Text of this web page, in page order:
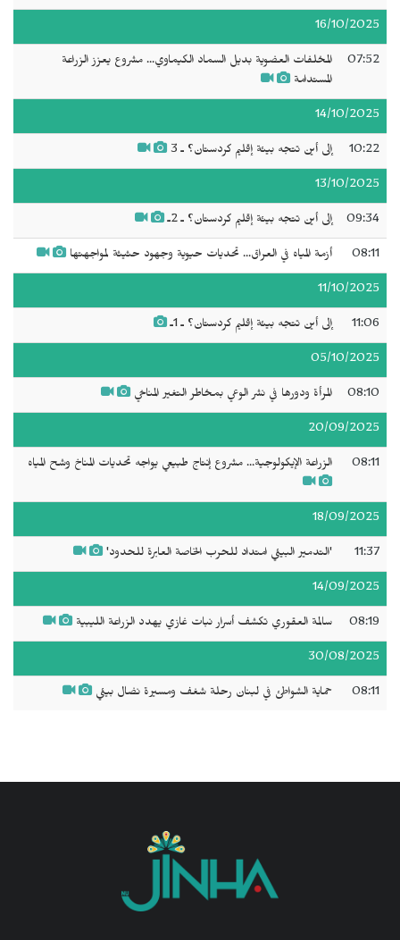
16/10/2025
07:52
المخلفات العضوية بديل السماد الكيماوي... مشروع يعزز الزراعة
المستدامة
14/10/2025
10:22 إلى أين تتجه بيئة إقليم كردستان؟ ـ 3
13/10/2025
09:34 إلى أين تتجه بيئة إقليم كردستان؟ ـ 2ـ
08:11 أزمة المياه في العراق... تحديات حيوية وجهود حثيثة لمواجهتها
11/10/2025
11:06 إلى أين تتجه بيئة إقليم كردستان؟ ـ 1ـ
05/10/2025
08:10 المرأة ودورها في نشر الوعي بمخاطر التغير المناخي
20/09/2025
08:11 الزراعة الإيكولوجية... مشروع إنتاج طبيعي يواجه تحديات المناخ وشح المياه
18/09/2025
11:37 'التدمير البيئي امتداد للحرب الخاصة العابرة للحدود'
14/09/2025
08:19 سالمة العقوري تكشف أسرار نبات غازي يهدد الزراعة الليبية
30/08/2025
08:11 حماية الشواطئ في لبنان رحلة شغف ومسيرة نضال بيئي